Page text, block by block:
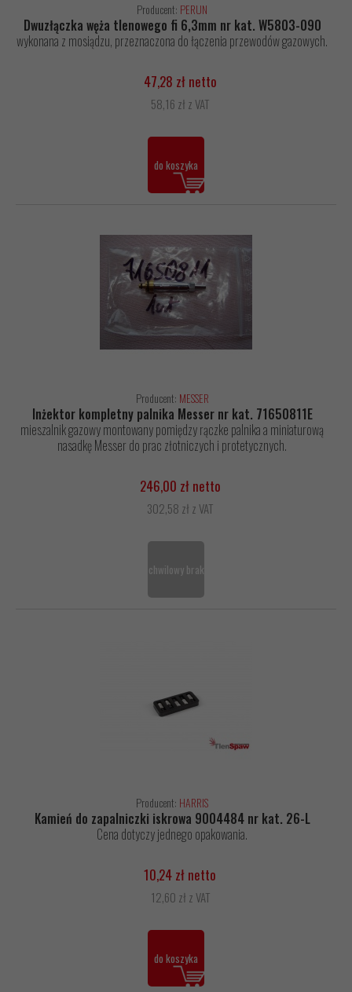
Producent: PERUN
Dwuzłączka węża tlenowego fi 6,3mm nr kat. W5803-090
wykonana z mosiądzu, przeznaczona do łączenia przewodów gazowych.
47,28 zł netto
58,16 zł z VAT
do koszyka
Producent: MESSER
Inżektor kompletny palnika Messer nr kat. 71650811E
mieszalnik gazowy montowany pomiędzy rączke palnika a miniaturową
nasadkę Messer do prac złotniczych i protetycznych.
246,00 zł netto
302,58 zł z VAT
chwilowy brak
Producent: HARRIS
Kamień do zapalniczki iskrowa 9004484 nr kat. 26-L
Cena dotyczy jednego opakowania.
10,24 zł netto
12,60 zł z VAT
do koszyka